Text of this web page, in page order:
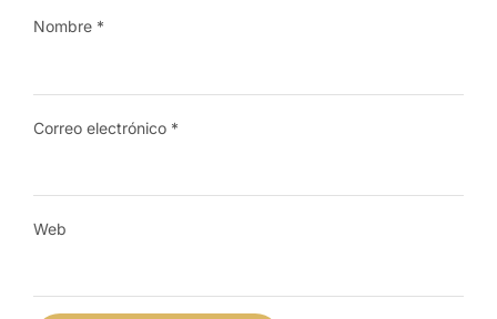
Nombre *
Correo electrónico *
Web